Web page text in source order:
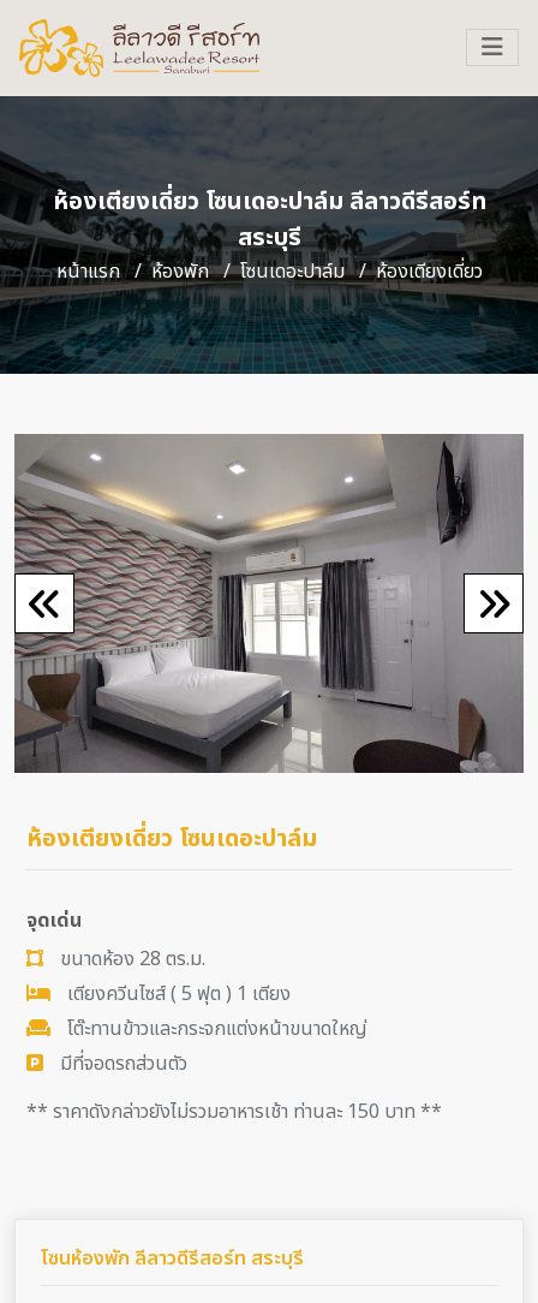
ห้องเตียงเดี่ยว โซนเดอะปาล์ม ลีลาวดีรีสอร์ท
สระบุรี
หน้าแรก ห้องพัก โซนเดอะปาล์ม ห้องเตียงเดี่ยว
โซนห้องพัก ลีลาวดีรีสอร์ท สระบุรี
ห้องเตียงเดี่ยว โซนเดอะปาล์ม
จุดเด่น
ขนาดห้อง 28 ตร.ม.
เตียงควีนไซส์ ( 5 ฟุต ) 1 เตียง
โต๊ะทานข้าวและกระจกแต่งหน้าขนาดใหญ่
มีที่จอดรถส่วนตัว
** ราคาดังกล่าวยังไม่รวมอาหารเช้า ท่านละ 150 บาท **